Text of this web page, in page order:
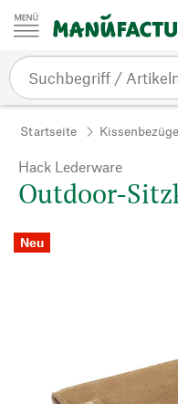
Zum Inhalt springen
Startseite
Hack Lederware
Outdoor-
Neu